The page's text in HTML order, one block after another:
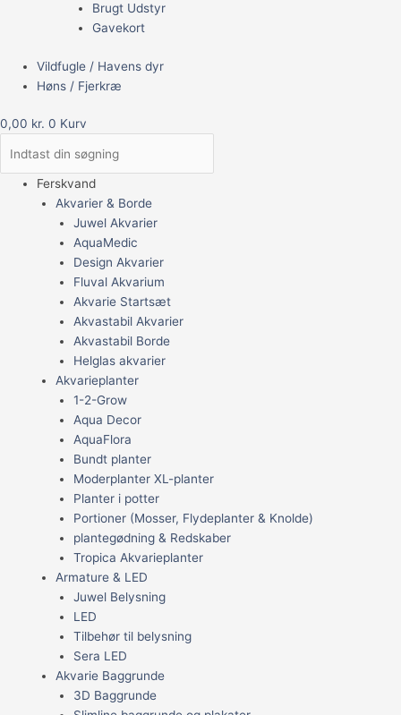
Brugt Udstyr
Gavekort
Vildfugle / Havens dyr
Høns / Fjerkræ
0,00 kr. 0 Kurv
Ferskvand
Akvarier & Borde
Juwel Akvarier
AquaMedic
Design Akvarier
Fluval Akvarium
Akvarie Startsæt
Akvastabil Akvarier
Akvastabil Borde
Helglas akvarier
Akvarieplanter
1-2-Grow
Aqua Decor
AquaFlora
Bundt planter
Moderplanter XL-planter
Planter i potter
Portioner (Mosser, Flydeplanter & Knolde)
plantegødning & Redskaber
Tropica Akvarieplanter
Armature & LED
Juwel Belysning
LED
Tilbehør til belysning
Sera LED
Akvarie Baggrunde
3D Baggrunde